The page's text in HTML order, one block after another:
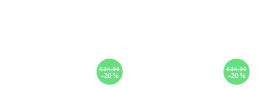
€34,99
–20 %
€34,99
–20 %